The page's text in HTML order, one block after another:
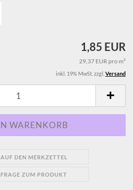
1,85 EUR
29,37 EUR pro m²
inkl. 19% MwSt. zzgl. Versand
AUF DEN MERKZETTEL
FRAGE ZUM PRODUKT